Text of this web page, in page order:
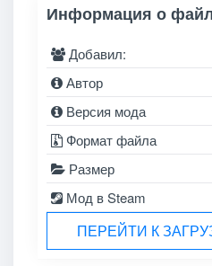
Информация о
Добавил:
Автор
Версия мода
Формат файла
Размер
Мод в Steam
ПЕРЕЙТИ К